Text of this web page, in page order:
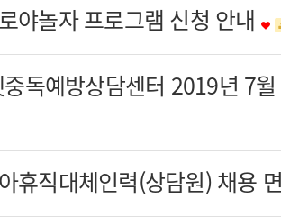
야놀자 프로그램 신청 안내
독예방상담센터 2019년 7
휴직대체인력(상담원) 채용